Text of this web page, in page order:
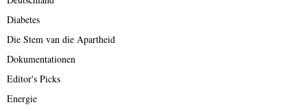
Diabetes
Die Stem van die Apartheid
Dokumentationen
Editor's Picks
Energie